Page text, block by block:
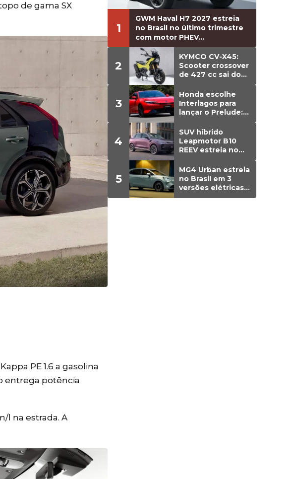
de gama SX
PE 1.6 a gasolina
entrega potência
l na estrada. A
1
GWM Haval H7 2027 estreia
no Brasil no último trimestre
com motor PHEV...
2
KYMCO CV-X45:
Scooter crossover
de 427 cc sai do
versão de
produção
3
Honda escolhe
Interlagos para
lançar o Prelude:
203 cv chega em
agosto ao Brasil
4
SUV híbrido
Leapmotor B10
REEV estreia no
detalhes
5
MG4 Urban estreia
no Brasil em 3
versões elétricas;
preços vão de R$